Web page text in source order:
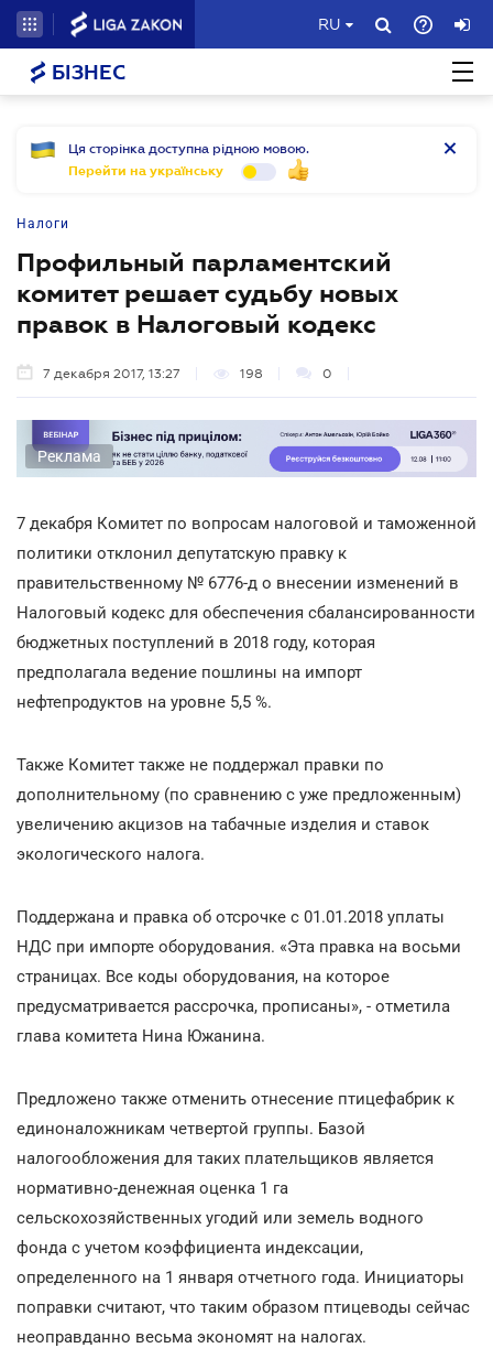
RU
БІЗНЕС
Ця сторінка доступна рідною мовою.
Перейти на українську
Налоги
Профильный парламентский
комитет решает судьбу новых
правок в Налоговый кодекс
7 декабря 2017, 13:27 198 0
Реклама
7 декабря Комитет по вопросам налоговой и таможенной
политики отклонил депутатскую правку к
правительственному № 6776-д о внесении изменений в
Налоговый кодекс для обеспечения сбалансированности
бюджетных поступлений в 2018 году, которая
предполагала ведение пошлины на импорт
нефтепродуктов на уровне 5,5 %.
Также Комитет также не поддержал правки по
дополнительному (по сравнению с уже предложенным)
увеличению акцизов на табачные изделия и ставок
экологического налога.
Поддержана и правка об отсрочке с 01.01.2018 уплаты
НДС при импорте оборудования. «Эта правка на восьми
страницах. Все коды оборудования, на которое
предусматривается рассрочка, прописаны», - отметила
глава комитета Нина Южанина.
Предложено также отменить отнесение птицефабрик к
единоналожникам четвертой группы. Базой
налогообложения для таких плательщиков является
нормативно-денежная оценка 1 га
сельскохозяйственных угодий или земель водного
фонда с учетом коэффициента индексации,
определенного на 1 января отчетного года. Инициаторы
поправки считают, что таким образом птицеводы сейчас
неоправданно весьма экономят на налогах.